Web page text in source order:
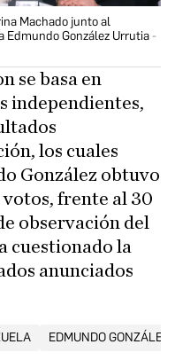
Machado junto al
Edmundo González Urrutia
se basa en
independientes,
los cuales
González obtuvo
frente al 30
observación del
cuestionado la
anunciados
EDMUNDO GONZÁLEZ